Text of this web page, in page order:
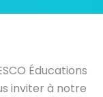
Éducations
inviter à notre